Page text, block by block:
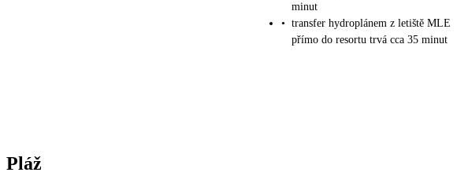
minut
• transfer hydroplánem z letiště MLE
přímo do resortu trvá cca 35 minut
Pláž